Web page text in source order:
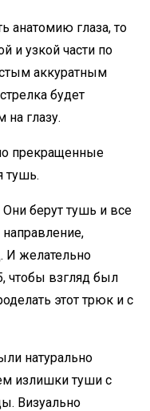
анатомию глаза, то
и узкой части по
аккуратным
будет
на глазу.
прекращенные
тушь.
берут тушь и все
И желательно
чтобы взгляд был
этот трюк и с
натурально
излишки туши с
Визуально